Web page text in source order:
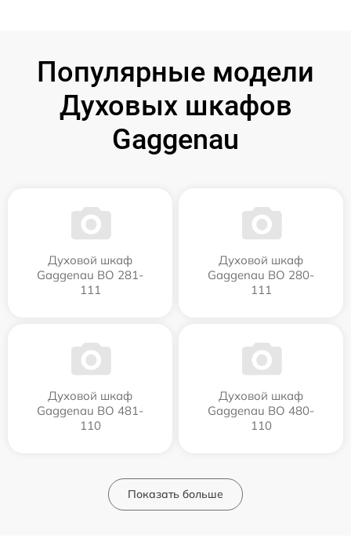
Популярные модели
Духовых шкафов
Gaggenau
Духовой шкаф
Gaggenau BO 281-
111
Духовой шкаф
Gaggenau BO 280-
111
Духовой шкаф
Gaggenau BO 481-
110
Духовой шкаф
Gaggenau BO 480-
110
Показать больше